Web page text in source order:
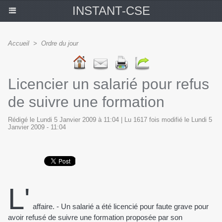
INSTANT-CSE
Accueil > Ordre du jour
Licencier un salarié pour refus
de suivre une formation
Rédigé le Lundi 5 Janvier 2009 à 11:04 | Lu 1617 fois modifié le Lundi 5
Janvier 2009 - 11:04
L' affaire. - Un salarié a été licencié pour faute grave pour
avoir refusé de suivre une formation proposée par son